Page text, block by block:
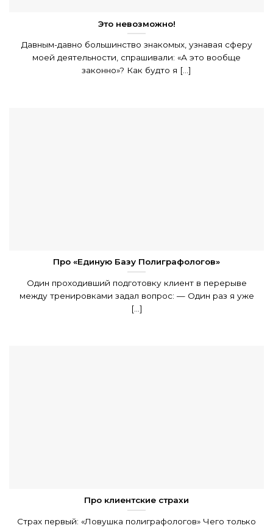
Это невозможно!
Давным-давно большинство знакомых, узнавая сферу
моей деятельности, спрашивали: «А это вообще
законно»? Как будто я [...]
Про «Единую Базу Полиграфологов»
Один проходивший подготовку клиент в перерыве
между тренировками задал вопрос: — Один раз я уже
[...]
Про клиентские страхи
Страх первый: «Ловушка полиграфологов» Чего только